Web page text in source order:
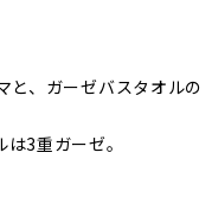
と、ガーゼバスタオルの
3重ガーゼ。